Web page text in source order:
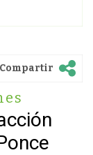
Compartir